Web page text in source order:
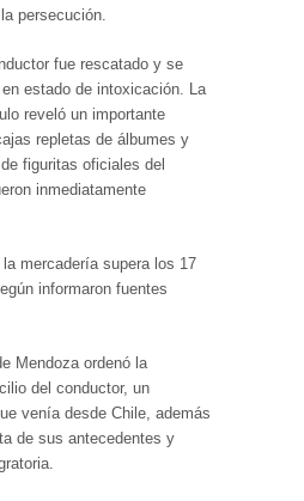
persecución.
fue rescatado y se
estado de intoxicación. La
reveló un importante
repletas de álbumes y
figuritas oficiales del
inmediatamente
mercadería supera los 17
informaron fuentes
Mendoza ordenó la
del conductor, un
venía desde Chile, además
de sus antecedentes y